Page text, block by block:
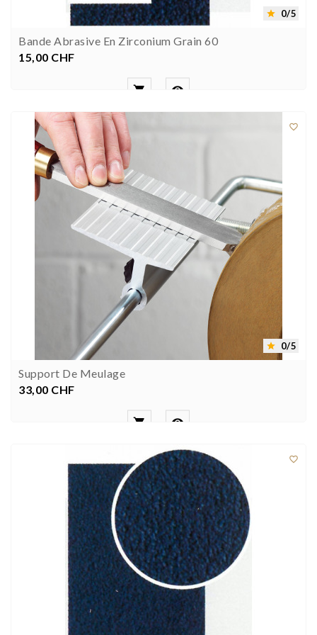
 0/5
Bande Abrasive En Zirconium Grain 60
Prezzo
15,00 CHF
 

 0/5
Support De Meulage
Prezzo
33,00 CHF
 
